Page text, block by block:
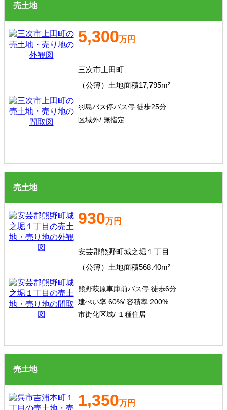
売土地
5,300万円
三次市上田町
（公簿）土地面積17,795m²
羽島バス停バス停 徒歩25分
区域外/ 無指定
売土地
930万円
安芸郡熊野町城之堀１丁目
（公簿）土地面積568.40m²
熊野萩原車庫前バス停 徒歩6分
建ぺい率:60%/ 容積率:200%
市街化区域/ １種住居
売土地
1,350万円